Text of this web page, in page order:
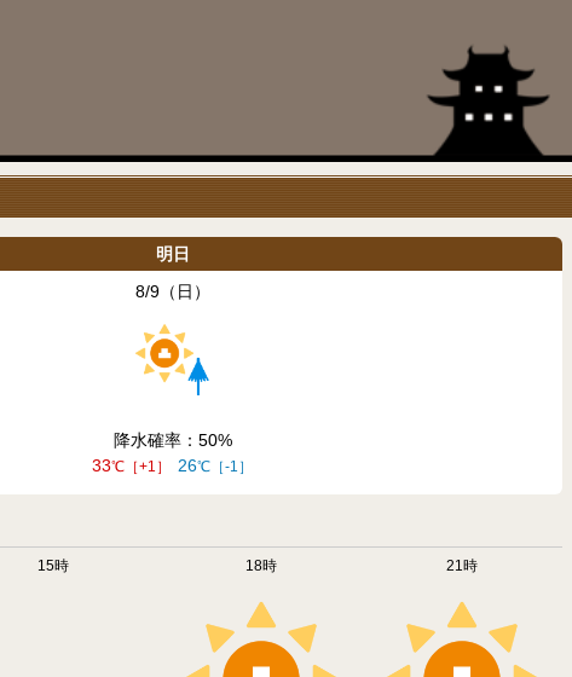
明日
8/9（日）
降水確率：50
33
+1 26 -1
15時 18時 21時